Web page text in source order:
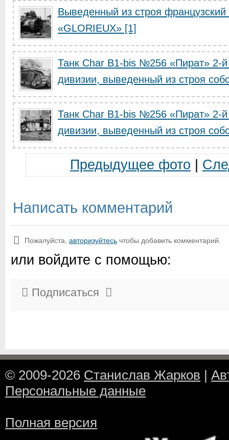
Выведенный из строя французский
«GLORIEUX» [1]
Танк Char B1-bis №256 «Пират» 2-й
дивизии, выведенный из строя
Танк Char B1-bis №256 «Пират» 2-й
дивизии, выведенный из строя
Предыдущее фото
Написать комментарий
Пожалуйста, авторизуйтесь чтобы добавить комментарий.
или войдите с помощью:
Подписаться
© 2009-2026 Станислав Жарков |
Персональные данные
Полная версия